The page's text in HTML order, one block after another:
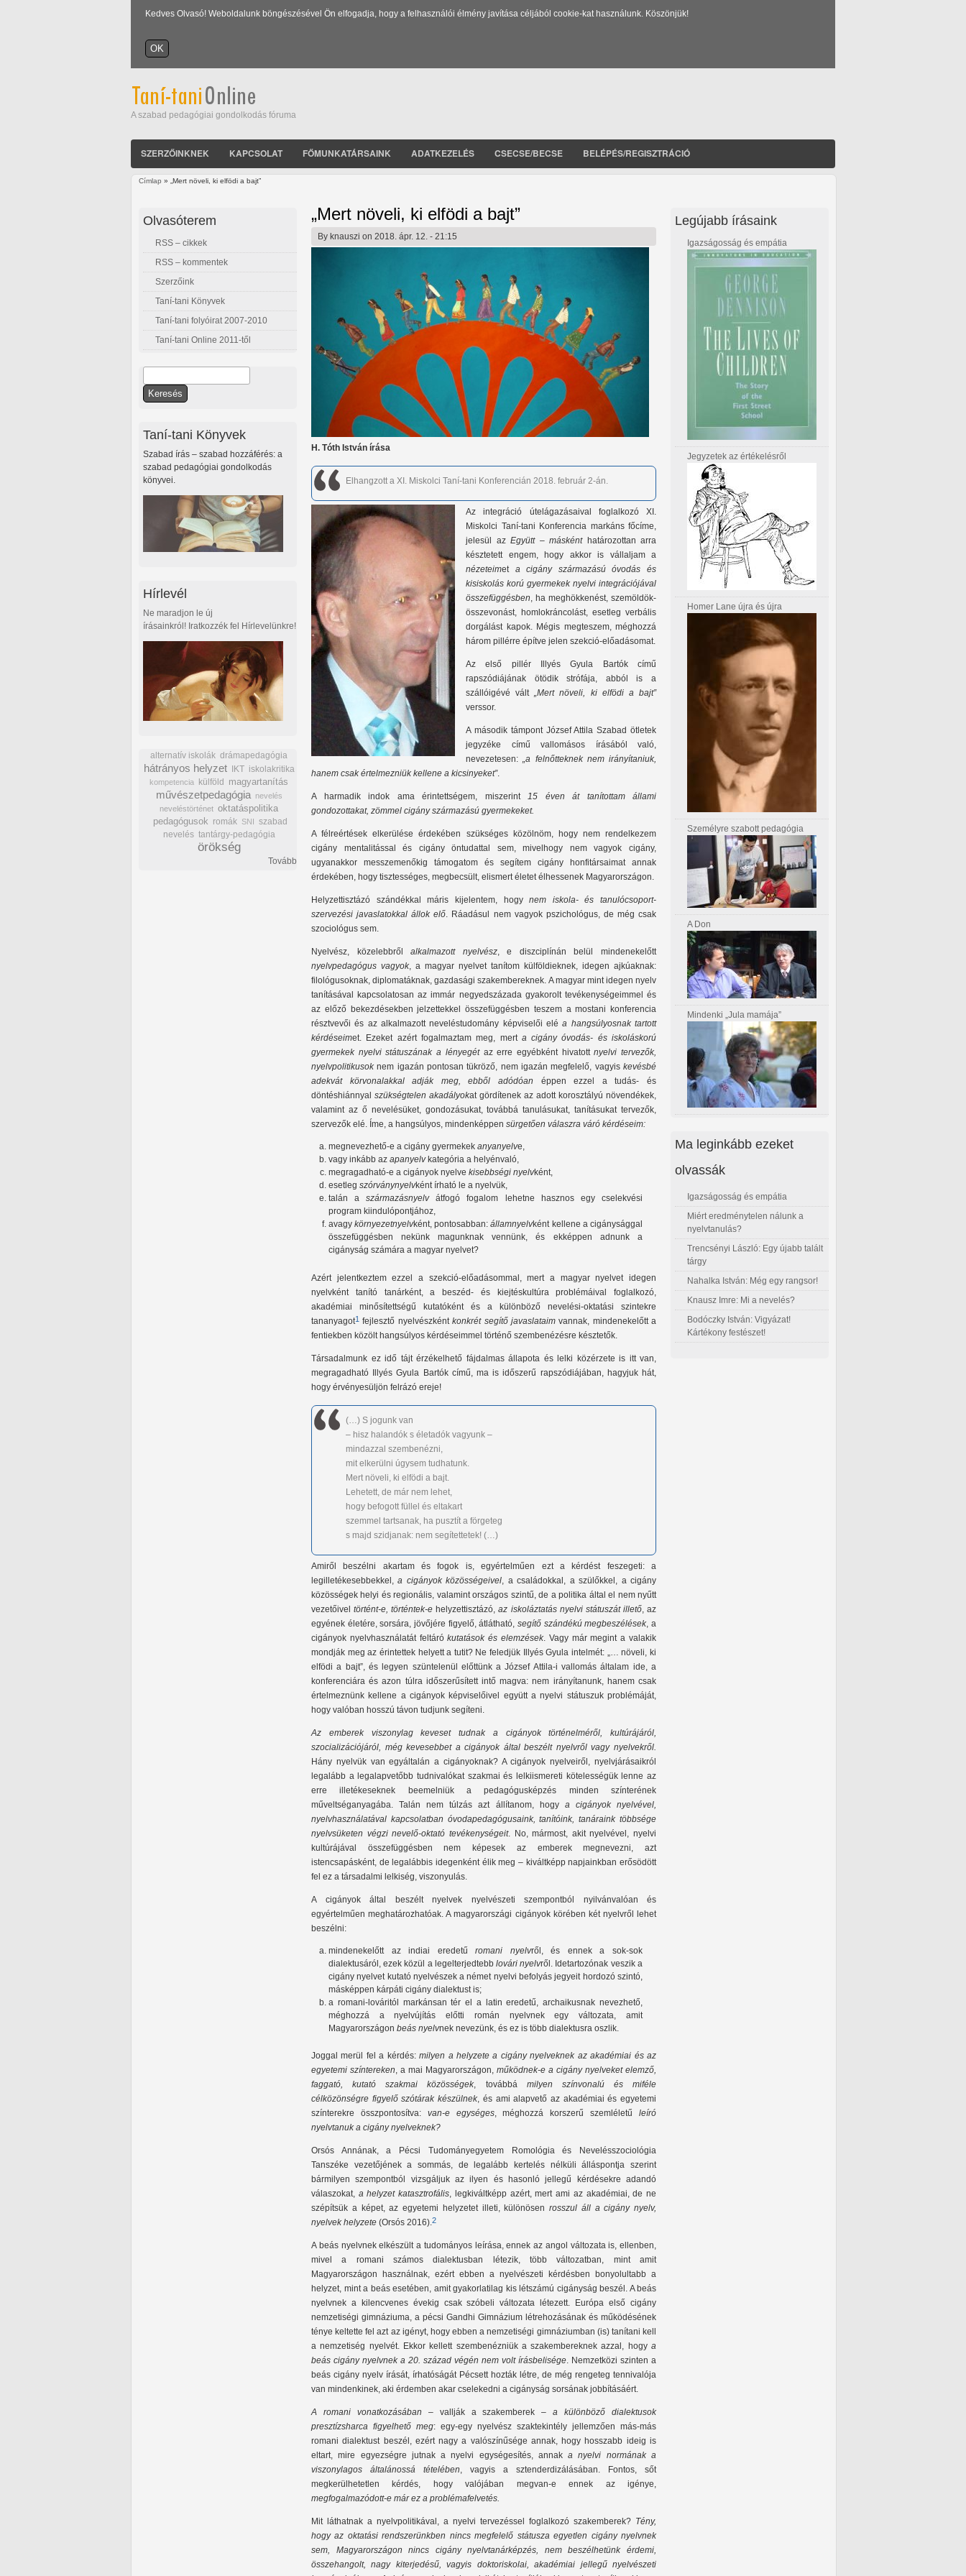
Kedves Olvasó! Weboldalunk böngészésével Ön elfogadja, hogy a felhasználói élmény javítása céljából cookie-kat használunk. Köszönjük!
A szabad pedagógiai gondolkodás fóruma
SZERZŐINKNEK KAPCSOLAT FŐMUNKATÁRSAINK ADATKEZELÉS CSECSE/BECSE BELÉPÉS/REGISZTRÁCIÓ
Címlap » „Mert növeli, ki elfödi a bajt”
„Mert növeli, ki elfödi a bajt”
By knauszi on 2018. ápr. 12. - 21:15
H. Tóth István írása
Elhangzott a XI. Miskolci Taní-tani Konferencián 2018. február 2-án.
Az integráció útelágazásaival foglalkozó XI.
Miskolci Taní-tani Konferencia markáns főcíme,
jelesül az Együtt – másként határozottan arra
késztetett engem, hogy akkor is vállaljam a
nézeteimet a cigány származású óvodás és
kisiskolás korú gyermekek nyelvi integrációjával
összefüggésben, ha meghökkenést, szemöldök-
összevonást, homlokráncolást, esetleg verbális
dorgálást kapok. Mégis megteszem, méghozzá
három pillérre építve jelen szekció-előadásomat.
Az első pillér Illyés Gyula Bartók című
rapszódiájának ötödik strófája, abból is a
szállóigévé vált„Mert növeli, ki elfödi a bajt”
verssor.
A második támpont József Attila Szabad ötletek
jegyzéke című vallomásos írásából való,
nevezetesen:„a felnőtteknek nem irányítaniuk,
hanem csak értelmezniük kellene a kicsinyeket”.
A harmadik indok ama érintettségem, miszerint 15 éven át tanítottam állami
gondozottakat, zömmel cigány származású gyermekeket.
A félreértések elkerülése érdekében szükséges közölnöm, hogy nem rendelkezem
cigány mentalitással és cigány öntudattal sem, mivelhogy nem vagyok cigány,
ugyanakkor messzemenőkig támogatom és segítem cigány honfitársaimat annak
érdekében, hogy tisztességes, megbecsült, elismert életet élhessenek Magyarországon.
Helyzettisztázó szándékkal máris kijelentem, hogynem iskola- és tanulócsoport-
szervezési javaslatokkal állok elő. Ráadásul nem vagyok pszichológus, de még csak
szociológus sem.
Nyelvész, közelebbrőlalkalmazott nyelvész, e diszciplínán belül mindenekelőtt
nyelvpedagógus vagyok, a magyar nyelvet tanítom külföldieknek, idegen ajkúaknak:
filológusoknak, diplomatáknak, gazdasági szakembereknek. A magyar mint idegen nyelv
tanításával kapcsolatosan az immár negyedszázada gyakorolt tevékenységeimmel és
az előző bekezdésekben jelzettekkel összefüggésben teszem a mostani konferencia
résztvevői és az alkalmazott neveléstudomány képviselői eléa hangsúlyosnak tartott
kérdéseimet. Ezeket azért fogalmaztam meg, mert a cigány óvodás- és iskoláskorú
gyermekek nyelvi státuszánaka lényegétaz erre egyébként hivatottnyelvi tervezők,
nyelvpolitikusoknem igazán pontosan tükröző, nem igazán megfelelő, vagyis kevésbé
adekvát körvonalakkal adják meg, ebből adódóan éppen ezzel a tudás- és
döntéshiánnyal szükségtelen akadályokat gördítenek az adott korosztályú növendékek,
valamint az ő nevelésüket, gondozásukat, továbbá tanulásukat, tanításukat tervezők,
szervezők elé. Íme, a hangsúlyos, mindenképpen sürgetően válaszra váró kérdéseim:
megnevezhető-e a cigány gyermekek anyanyelve,
vagy inkább az apanyelvkategória a helyénvaló,
megragadható-e a cigányok nyelve kisebbségi nyelvként,
esetleg szórványnyelvként írható le a nyelvük,
talán aszármazásnyelvátfogó fogalom lehetne hasznos egy cselekvési
program kiindulópontjához,
avagykörnyezetnyelvként, pontosabban:államnyelvként kellene a cigánysággal
összefüggésben nekünk magunknak vennünk, és ekképpen adnunk a
cigányság számára a magyar nyelvet?
Azért jelentkeztem ezzel a szekció-előadásommal, mert a magyar nyelvet idegen
nyelvként tanító tanárként, a beszéd- és kiejtéskultúra problémáival foglalkozó,
akadémiai minősítettségű kutatóként és a különböző nevelési-oktatási szintekre
tananyagot1 fejlesztő nyelvészkéntkonkrét segítő javaslataimvannak, mindenekelőtt a
fentiekben közölt hangsúlyos kérdéseimmel történő szembenézésre késztetők.
Társadalmunk ez idő tájt érzékelhető fájdalmas állapota és lelki közérzete is itt van,
megragadható Illyés Gyula Bartók című, ma is időszerű rapszódiájában, hagyjuk hát,
hogy érvényesüljön felrázó ereje!
(…) S jogunk van
– hisz halandók s életadók vagyunk –
mindazzal szembenézni,
mit elkerülni úgysem tudhatunk.
Mert növeli, ki elfödi a bajt.
Lehetett, de már nem lehet,
hogy befogott füllel és eltakart
szemmel tartsanak, ha pusztít a förgeteg
s majd szidjanak: nem segítettetek! (…)
Amiről beszélni akartam és fogok is, egyértelműen ezt a kérdést feszegeti: a
legilletékesebbekkel,a cigányok közösségeivel , a családokkal, a szülőkkel, a cigány
közösségek helyi és regionális, valamint országos szintű, de a politika által el nem nyűtt
vezetőiveltörtént-e, történtek-e helyzettisztázó,az iskoláztatás nyelvi státuszát illető, az
egyének életére, sorsára, jövőjére figyelő, átlátható, segítő szándékú megbeszélések, a
cigányok nyelvhasználatát feltárókutatások és elemzések. Vagy már megint a valakik
mondják meg az érintettek helyett a tutit? Ne feledjük Illyés Gyula intelmét: „… növeli, ki
elfödi a bajt”, és legyen szüntelenül előttünk a József Attila-i vallomás általam ide, a
konferenciára és azon túlra időszerűsített intő magva: nem irányítanunk, hanem csak
értelmeznünk kellene a cigányok képviselőivel együtt a nyelvi státuszuk problémáját,
hogy valóban hosszú távon tudjunk segíteni.
Az emberek viszonylag keveset tudnak a cigányok történelméről, kultúrájáról,
szocializációjáról, még kevesebbet a cigányok által beszélt nyelvről vagy nyelvekről.
Hány nyelvük van egyáltalán a cigányoknak? A cigányok nyelveiről, nyelvjárásaikról
legalább a legalapvetőbb tudnivalókat szakmai és lelkiismereti kötelességük lenne az
erre illetékeseknek beemelniük a pedagógusképzés minden színterének
műveltséganyagába. Talán nem túlzás azt állítanom, hogy a cigányok nyelvével,
nyelvhasználatával kapcsolatban óvodapedagógusaink, tanítóink, tanáraink többsége
nyelvsüketen végzi nevelő-oktató tevékenységeit. No, mármost, akit nyelvével, nyelvi
kultúrájával összefüggésben nem képesek az emberek megnevezni, azt
istencsapásként, de legalábbis idegenként élik meg – kiváltképp napjainkban erősödött
fel ez a társadalmi lelkiség, viszonyulás.
A cigányok által beszélt nyelvek nyelvészeti szempontból nyilvánvalóan és
egyértelműen meghatározhatóak. A magyarországi cigányok körében két nyelvről lehet
beszélni:
mindenekelőtt az indiai eredetűromani nyelvről, és ennek a sok-sok
dialektusáról, ezek közül a legelterjedtebblovári nyelvről. Idetartozónak veszik a
cigány nyelvet kutató nyelvészek a német nyelvi befolyás jegyeit hordozó szintó,
másképpen kárpáti cigány dialektust is;
a romani-lováritól markánsan tér el a latin eredetű, archaikusnak nevezhető,
méghozzá a nyelvújítás előtti román nyelvnek egy változata, amit
Magyarországon beás nyelvnek nevezünk, és ez is több dialektusra oszlik.
Joggal merül fel a kérdés:milyen a helyzete a cigány nyelveknek az akadémiai és az
egyetemi színtereken , a mai Magyarországon, működnek-e a cigány nyelveket elemző,
faggató, kutató szakmai közösségek, továbbá milyen színvonalú és miféle
célközönségre figyelő szótárak készülnek, és ami alapvető az akadémiai és egyetemi
színterekre összpontosítva: van-e egységes, méghozzá korszerű szemléletűleíró
nyelvtanuk a cigány nyelveknek?
Orsós Annának, a Pécsi Tudományegyetem Romológia és Nevelésszociológia
Tanszéke vezetőjének a sommás, de legalább kertelés nélküli álláspontja szerint
bármilyen szempontból vizsgáljuk az ilyen és hasonló jellegű kérdésekre adandó
válaszokat, a helyzet katasztrofális , legkiváltképp azért, mert ami az akadémiai, de ne
szépítsük a képet, az egyetemi helyzetet illeti, különösen rosszul áll a cigány nyelv,
nyelvek helyzete (Orsós 2016). 2
A beás nyelvnek elkészült a tudományos leírása, ennek az angol változata is, ellenben,
mivel a romani számos dialektusban létezik, több változatban, mint amit
Magyarországon használnak, ezért ebben a nyelvészeti kérdésben bonyolultabb a
helyzet, mint a beás esetében, amit gyakorlatilag kis létszámú cigányság beszél. A beás
nyelvnek a kilencvenes évekig csak szóbeli változata létezett. Európa első cigány
nemzetiségi gimnáziuma, a pécsi Gandhi Gimnázium létrehozásának és működésének
ténye keltette fel azt az igényt, hogy ebben a nemzetiségi gimnáziumban (is) tanítani kell
a nemzetiség nyelvét. Ekkor kellett szembenézniük a szakembereknek azzal, hogy a
beás cigány nyelvnek a 20. század végén nem volt írásbelisége . Nemzetközi szinten a
beás cigány nyelv írását, írhatóságát Pécsett hozták létre, de még rengeteg tennivalója
van mindenkinek, aki érdemben akar cselekedni a cigányság sorsának jobbításáért.
A romani vonatkozásában – vallják a szakemberek –a különböző dialektusok
presztízsharca figyelhető meg: egy-egy nyelvész szaktekintély jellemzően más-más
romani dialektust beszél, ezért nagy a valószínűsége annak, hogy hosszabb ideig is
eltart, mire egyezségre jutnak a nyelvi egységesítés, annaka nyelvi normának a
viszonylagos általánossá tételében , vagyis a sztenderdizálásában. Fontos, sőt
megkerülhetetlen kérdés, hogy valójában megvan-e ennek az igénye,
megfogalmazódott-e már ez a problémafelvetés.
Mit láthatnak a nyelvpolitikával, a nyelvi tervezéssel foglalkozó szakemberek? Tény,
hogy az oktatási rendszerünkben nincs megfelelő státusza egyetlen cigány nyelvnek
sem, Magyarországon nincs cigány nyelvtanárképzés, nem beszélhetünk érdemi,
összehangolt, nagy kiterjedésű, vagyis doktoriskolai, akadémiai jellegű nyelvészeti
Olvasóterem
RSS – cikkek
RSS – kommentek
Szerzőink
Taní-tani Könyvek
Taní-tani folyóirat 2007-2010
Taní-tani Online 2011-től
Keresés űrlap
Taní-tani Könyvek
Szabad írás – szabad hozzáférés: a
szabad pedagógiai gondolkodás
könyvei.
Hírlevél
Ne maradjon le új
írásainkról! Iratkozzék fel Hírlevelünkre!
alternatív iskolák drámapedagógia
hátrányos helyzet IKT iskolakritika
kompetencia külföld magyartanítás
művészetpedagógia
nevelés
neveléstörténet oktatáspolitika
pedagógusok romák SNI szabad
nevelés tantárgy-pedagógia
örökség
Tovább
Legújabb írásaink
Igazságosság és empátia
Jegyzetek az értékelésről
Homer Lane újra és újra
Személyre szabott pedagógia
A Don
Mindenki „Jula mamája”
Ma leginkább ezeket
olvassák
Igazságosság és empátia
Miért eredménytelen nálunk a
nyelvtanulás?
Trencsényi László: Egy újabb talált
tárgy
Nahalka István: Még egy rangsor!
Knausz Imre: Mi a nevelés?
Bodóczky István: Vigyázat!
Kártékony festészet!